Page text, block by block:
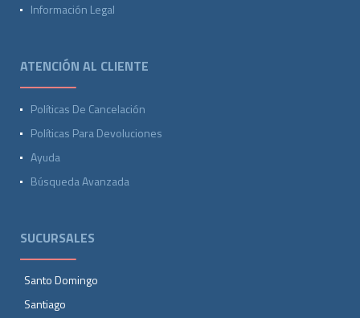
Información Legal
ATENCIÓN AL CLIENTE
Políticas De Cancelación
Políticas Para Devoluciones
Ayuda
Búsqueda Avanzada
SUCURSALES
Santo Domingo
Santiago